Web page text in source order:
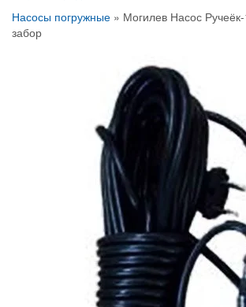
Насосы погружные » Могилев Насос
забор